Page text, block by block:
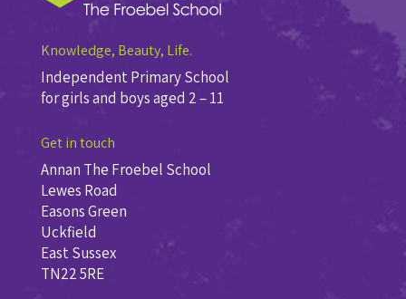
Knowledge, Beauty, Life.
Independent Primary School
for girls and boys aged 2 – 11
Get in touch
Annan The Froebel School
Lewes Road
Easons Green
Uckfield
East Sussex
TN22 5RE